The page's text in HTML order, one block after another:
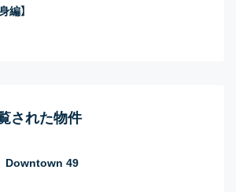
編】
された物件
Downtown 49